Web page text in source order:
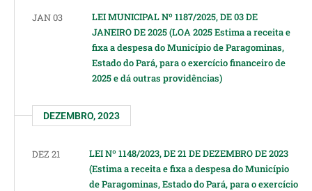
JAN 03
LEI MUNICIPAL Nº 1187/2025, DE 03 DE
JANEIRO DE 2025 (LOA 2025 Estima a receita e
fixa a despesa do Município de Paragominas,
Estado do Pará, para o exercício financeiro de
2025 e dá outras providências)
DEZEMBRO, 2023
DEZ 21
LEI Nº 1148/2023, DE 21 DE DEZEMBRO DE 2023
(Estima a receita e fixa a despesa do Município
de Paragominas, Estado do Pará, para o exercício